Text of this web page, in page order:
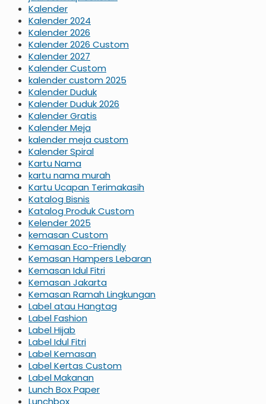
Kalender
Kalender 2024
Kalender 2026
Kalender 2026 Custom
Kalender 2027
Kalender Custom
kalender custom 2025
Kalender Duduk
Kalender Duduk 2026
Kalender Gratis
Kalender Meja
kalender meja custom
Kalender Spiral
Kartu Nama
kartu nama murah
Kartu Ucapan Terimakasih
Katalog Bisnis
Katalog Produk Custom
Kelender 2025
kemasan Custom
Kemasan Eco-Friendly
Kemasan Hampers Lebaran
Kemasan Idul Fitri
Kemasan Jakarta
Kemasan Ramah Lingkungan
Label atau Hangtag
Label Fashion
Label Hijab
Label Idul Fitri
Label Kemasan
Label Kertas Custom
Label Makanan
Lunch Box Paper
Lunchbox